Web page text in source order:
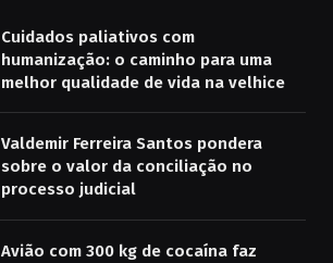
Cuidados paliativos com
humanização: o caminho para uma
melhor qualidade de vida na velhice
Valdemir Ferreira Santos pondera
sobre o valor da conciliação no
processo judicial
Avião com 300 kg de cocaína faz